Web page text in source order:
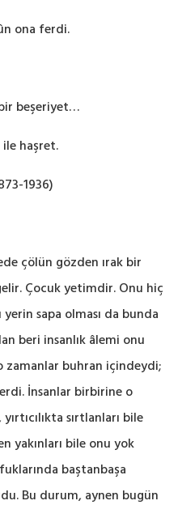
ona ferdi.
beşeriyet…
haşret.
1936)
çölün gözden ırak bir
Çocuk yetimdir. Onu hiç
sapa olması da bunda
beri insanlık âlemi onu
zamanlar buhran içindeydi;
İnsanlar birbirine o
sırtlanları bile
yakınları bile onu yok
baştanbaşa
Bu durum, aynen bugün